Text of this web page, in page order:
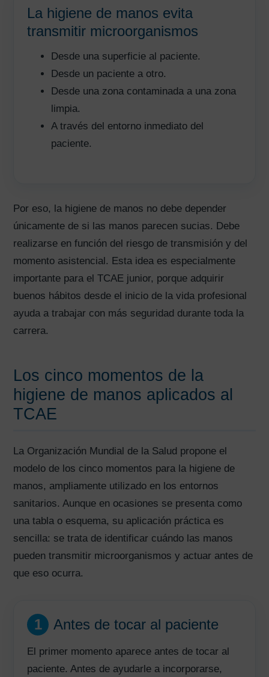
La higiene de manos evita
transmitir microorganismos
Desde una superficie al paciente.
Desde un paciente a otro.
Desde una zona contaminada a una zona
limpia.
A través del entorno inmediato del
paciente.
Por eso, la higiene de manos no debe depender
únicamente de si las manos parecen sucias. Debe
realizarse en función del riesgo de transmisión y del
momento asistencial. Esta idea es especialmente
importante para el TCAE junior, porque adquirir
buenos hábitos desde el inicio de la vida profesional
ayuda a trabajar con más seguridad durante toda la
carrera.
Los cinco momentos de la
higiene de manos aplicados al
TCAE
La Organización Mundial de la Salud propone el
modelo de los cinco momentos para la higiene de
manos, ampliamente utilizado en los entornos
sanitarios. Aunque en ocasiones se presenta como
una tabla o esquema, su aplicación práctica es
sencilla: se trata de identificar cuándo las manos
pueden transmitir microorganismos y actuar antes de
que eso ocurra.
1 Antes de tocar al paciente
El primer momento aparece antes de tocar al
paciente. Antes de ayudarle a incorporarse,